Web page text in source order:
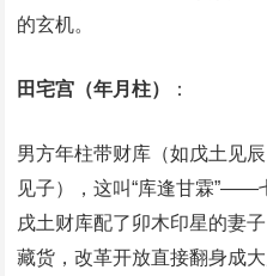
的玄机。
田宅宫（年月柱） ‌：
男方年柱带财库（如戊土见
见子），这叫“库逢甘霖”——
戌土财库配了卯木印星的妻
藏货，改革开放直接翻身成大